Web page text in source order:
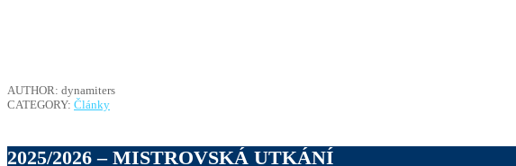
AUTHOR: dynamiters
CATEGORY: Články
2025/2026 – MISTROVSKÁ UTKÁNÍ